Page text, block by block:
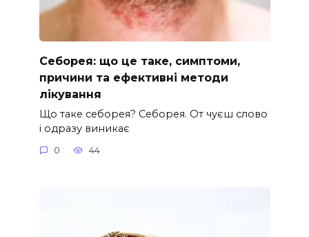
Себорея: що це таке, симптоми,
причини та ефективні методи
лікування
Що таке себорея? Себорея. От чуєш слово
і одразу виникає
0 44